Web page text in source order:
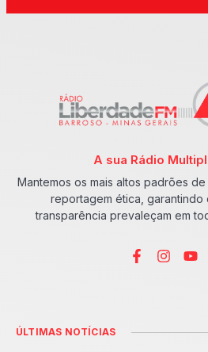
A sua Rádio
Mantemos os mais altos padrões
reportagem ética,
transparência prevaleçam em
ÚLTIMAS NOTÍCIAS